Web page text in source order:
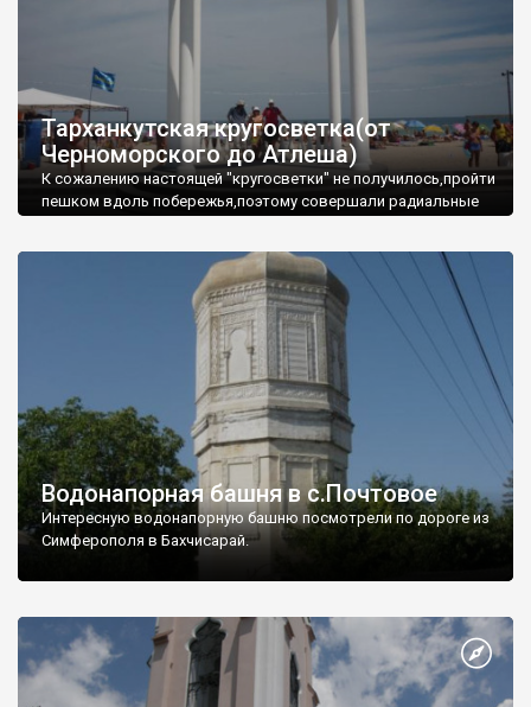
Тарханкутская кругосветка(от
Черноморского до Атлеша)
К сожалению настоящей "кругосветки" не получилось,пройти
пешком вдоль побережья,поэтому совершали радиальные
Водонапорная башня в с.Почтовое
Интересную водонапорную башню посмотрели по дороге из
Симферополя в Бахчисарай.